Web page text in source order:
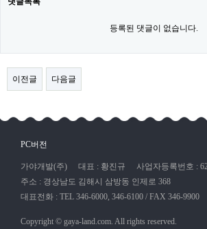
등록된 댓글이 없습니다.
이전글 다음글
PC버전
가야개발(주) 대표 : 황진규
사업자등록번호 :
주소 : 경상남도 김해시 삼방동 인제로 368
대표전화 : TEL 346-6000, 346-6100 / FAX 346-9900
Copyright © gaya-land.com. All rights reserved.